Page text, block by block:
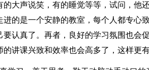
大声说笑，有的睡觉等等，试问，他
进的是一个安静的教室，每个人都专心
认真了。再者，良好的学习氛围也会
讲课兴致和效率也会高多了，这样更